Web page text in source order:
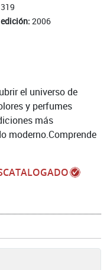
319
2006
el universo de
y perfumes
más
moderno.Comprende